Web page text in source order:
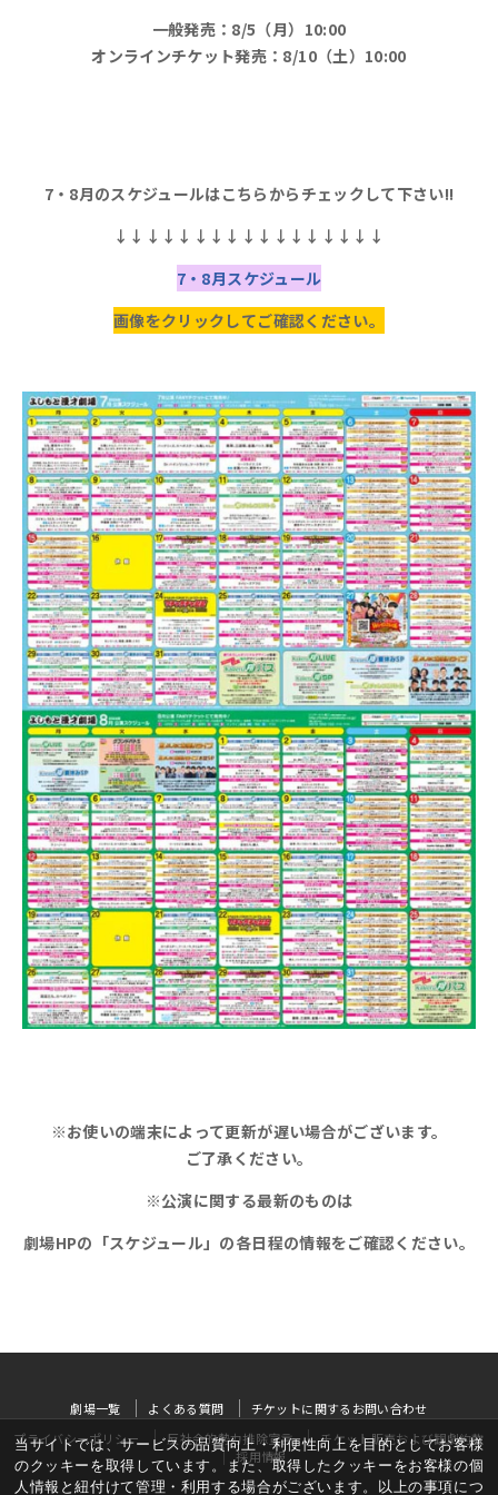
一般発売：8/5（月）10:00
オンラインチケット発売：8/10（土）10:00
7・8月のスケジュールはこちらからチェックして下さい!!
↓↓↓↓↓↓↓↓↓↓↓↓↓↓↓↓↓
7・8月スケジュール
画像をクリックしてご確認ください。
※お使いの端末によって更新が遅い場合がございます。
ご了承ください。
※公演に関する最新のものは
劇場HPの「スケジュール」 の各日程の情報をご確認ください。
当サイトでは、サービスの品質向上・利便性向上を目的としてお客様
のクッキーを取得しています。また、取得したクッキーをお客様の個
人情報と紐付けて管理・利用する場合がございます。以上の事項につ
劇場一覧 よくある質問
チケットに関するお問い合わせ
プライバシーポリシー
反社会的勢力排除宣言
チケット販売および観劇約款
採用情報